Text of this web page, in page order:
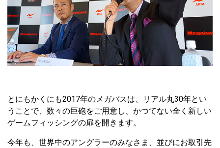
とにもかくにも2017年のメガバスは、リアル丸30年とい
うことで、数々の巨砲をご用意し、かつてない全く新しい
ゲームフィッシングの扉を開きます。
今年も、世界中のアングラーのみなさま、並びにお取引先